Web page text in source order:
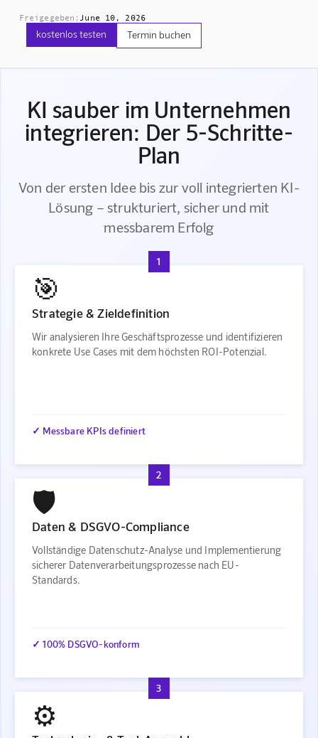
Freigegeben: June 10, 2026
kostenlos testen Termin buchen
KI sauber im Unternehmen
integrieren: Der 5-Schritte-
Plan
Von der ersten Idee bis zur voll integrierten KI-
Lösung – strukturiert, sicher und mit
messbarem Erfolg
1
🎯
Strategie & Zieldefinition
Wir analysieren Ihre Geschäftsprozesse und identifizieren
konkrete Use Cases mit dem höchsten ROI-Potenzial.
✓ Messbare KPIs definiert
2
🛡️
Daten & DSGVO-Compliance
Vollständige Datenschutz-Analyse und Implementierung
sicherer Datenverarbeitungsprozesse nach EU-
Standards.
✓ 100% DSGVO-konform
3
⚙️